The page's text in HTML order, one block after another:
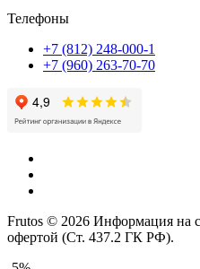
Телефоны
+7 (812) 248-000-1
+7 (960) 263-70-70
Frutos © 2026 Информация на
офертой (Ст. 437.2 ГК РФ).